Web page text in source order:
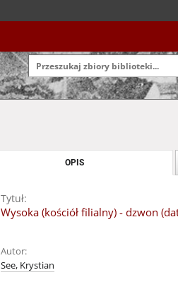
OPIS
Tytuł:
Wysoka (kościół filialny) - dzwon
Autor:
See, Krystian